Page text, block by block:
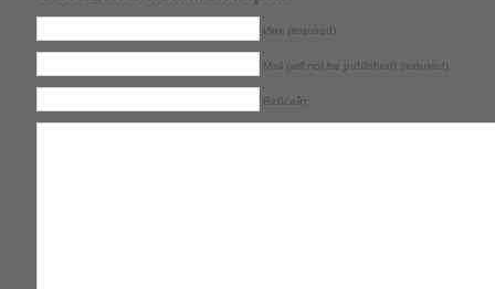
Имя (required)
Mail (will not be published) (required)
Вебсайт